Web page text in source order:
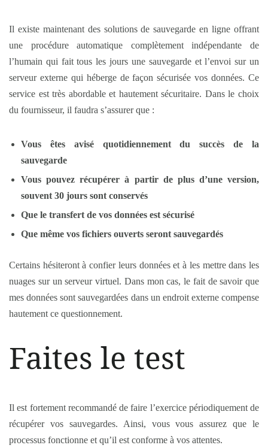
Il existe maintenant des solutions de sauvegarde en ligne offrant
une procédure automatique complètement indépendante de
l’humain qui fait tous les jours une sauvegarde et l’envoi sur un
serveur externe qui héberge de façon sécurisée vos données. Ce
service est très abordable et hautement sécuritaire. Dans le choix
du fournisseur, il faudra s’assurer que :
Vous êtes avisé quotidiennement du succès de la
sauvegarde
Vous pouvez récupérer à partir de plus d’une version,
souvent 30 jours sont conservés
Que le transfert de vos données est sécurisé
Que même vos fichiers ouverts seront sauvegardés
Certains hésiteront à confier leurs données et à les mettre dans les
nuages sur un serveur virtuel. Dans mon cas, le fait de savoir que
mes données sont sauvegardées dans un endroit externe compense
hautement ce questionnement.
Faites le test
Il est fortement recommandé de faire l’exercice périodiquement de
récupérer vos sauvegardes. Ainsi, vous vous assurez que le
processus fonctionne et qu’il est conforme à vos attentes.